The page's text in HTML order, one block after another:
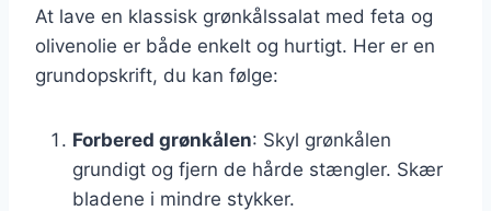
At lave en klassisk grønkålssalat med feta og
olivenolie er både enkelt og hurtigt. Her er en
grundopskrift, du kan følge:
Forbered grønkålen: Skyl grønkålen
grundigt og fjern de hårde stængler. Skær
bladene i mindre stykker.